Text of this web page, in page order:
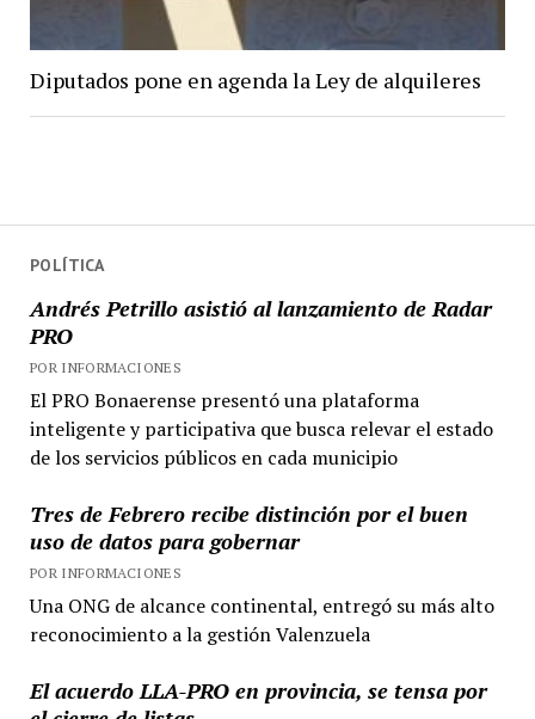
POLÍTICA
Andrés Petrillo asistió al lanzamiento de Radar
PRO
POR INFORMACIONES
El PRO Bonaerense presentó una plataforma
inteligente y participativa que busca relevar el estado
de los servicios públicos en cada municipio
Tres de Febrero recibe distinción por el buen
uso de datos para gobernar
POR INFORMACIONES
Una ONG de alcance continental, entregó su más alto
reconocimiento a la gestión Valenzuela
El acuerdo LLA-PRO en provincia, se tensa por
Diputados pone en agenda la Ley de alquileres